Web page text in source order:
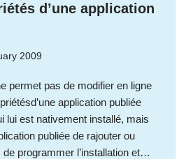
d’une application
2009
permet pas de modifier en ligne
application publiée
lui est nativement installé, mais
publiée de rajouter ou
programmer l’installation et…